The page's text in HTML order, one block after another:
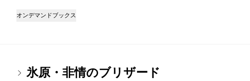
オンデマンドブックス
氷原・非情のブリザード